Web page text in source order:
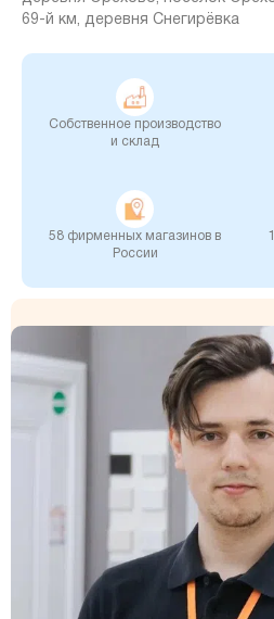
69-й км, деревня Снегирёвка
Собственное производство
и склад
58 фирменных магазинов в
России